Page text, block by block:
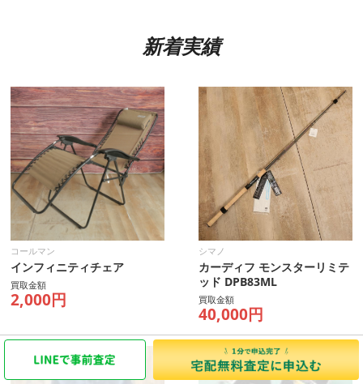
新着実績
コールマン
インフィニティチェア
買取金額
2,000円
シマノ
カーディフ モンスターリミテ
ッド DPB83ML
買取金額
40,000円